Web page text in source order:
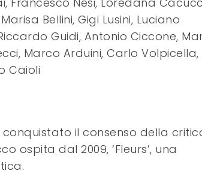
Bellini, Gigi Lusini, Luciano
Guidi, Antonio Ciccone,
Marco Arduini, Carlo Volpicella,
Caioli
il consenso della
ospita dal 2009, ‘Fleurs’, una